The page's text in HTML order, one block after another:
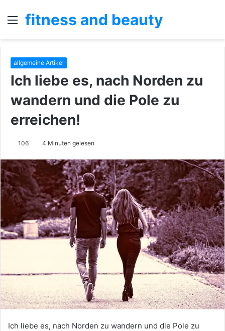
Menü
fitness and beauty
allgemeine Artikel
Ich liebe es, nach Norden zu
wandern und die Pole zu
erreichen!
106 4 Minuten gelesen
Ich liebe es, nach Norden zu wandern und die Pole zu